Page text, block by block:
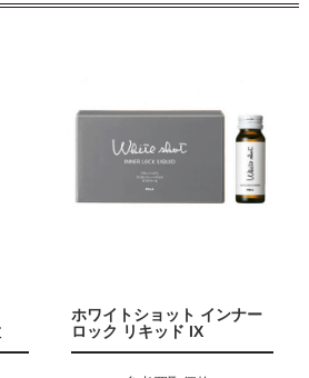
ホワイトショット インナー
ロック リキッド IX